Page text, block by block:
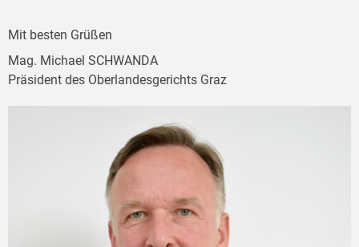
Mit besten Grüßen
Mag. Michael SCHWANDA
Präsident des Oberlandesgerichts Graz